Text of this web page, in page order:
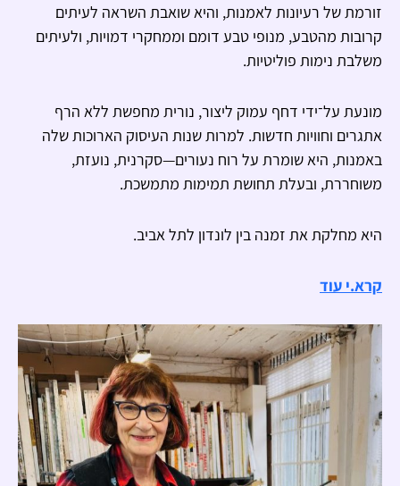
זורמת של רעיונות לאמנות, והיא שואבת השראה לעיתים
קרובות מהטבע, מנופי טבע דומם וממחקרי דמויות, ולעיתים
משלבת נימות פוליטיות.
מונעת על־ידי דחף עמוק ליצור, נורית מחפשת ללא הרף
אתגרים וחוויות חדשות. למרות שנות העיסוק הארוכות שלה
באמנות, היא שומרת על רוח נעורים—סקרנית, נועזת,
משוחררת, ובעלת תחושת תמימות מתמשכת.
היא מחלקת את זמנה בין לונדון לתל אביב.
קרא.י עוד